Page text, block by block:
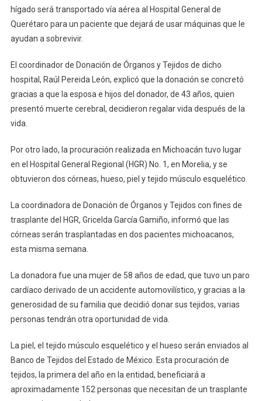
hígado será transportado vía aérea al Hospital General de
Querétaro para un paciente que dejará de usar máquinas que le
ayudan a sobrevivir.
El coordinador de Donación de Órganos y Tejidos de dicho
hospital, Raúl Pereida León, explicó que la donación se concretó
gracias a que la esposa e hijos del donador, de 43 años, quien
presentó muerte cerebral, decidieron regalar vida después de la
vida.
Por otro lado, la procuración realizada en Michoacán tuvo lugar
en el Hospital General Regional (HGR) No. 1, en Morelia, y se
obtuvieron dos córneas, hueso, piel y tejido músculo esquelético.
La coordinadora de Donación de Órganos y Tejidos con fines de
trasplante del HGR, Gricelda García Gamiño, informó que las
córneas serán trasplantadas en dos pacientes michoacanos,
esta misma semana.
La donadora fue una mujer de 58 años de edad, que tuvo un paro
cardíaco derivado de un accidente automovilístico, y gracias a la
generosidad de su familia que decidió donar sus tejidos, varias
personas tendrán otra oportunidad de vida.
La piel, el tejido músculo esquelético y el hueso serán enviados al
Banco de Tejidos del Estado de México. Esta procuración de
tejidos, la primera del año en la entidad, beneficiará a
aproximadamente 152 personas que necesitan de un trasplante